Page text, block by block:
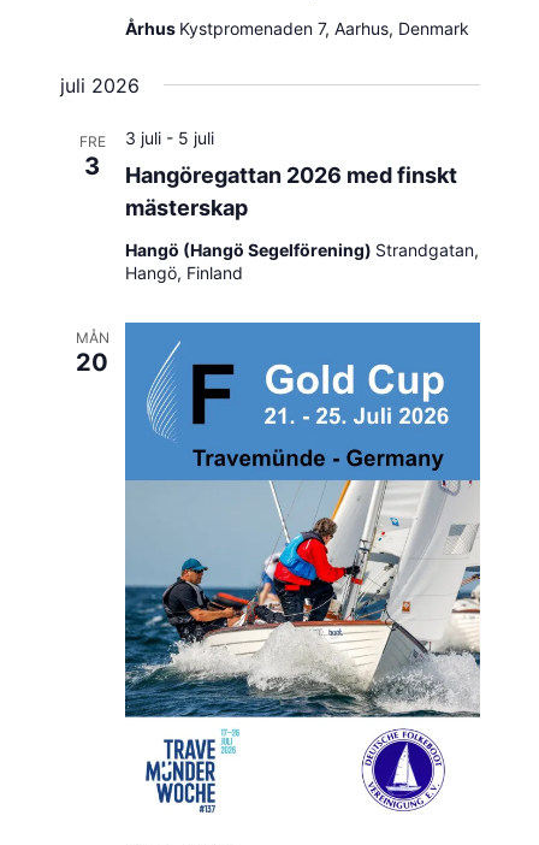
Århus Kystpromenaden 7, Aarhus, Denmark
juli 2026
FRE
3
Hangöregattan 2026 med finskt
mästerskap
3 juli- 5 juli
Hangö (Hangö Segelförening) Strandgatan,
Hangö, Finland
MÅN
20